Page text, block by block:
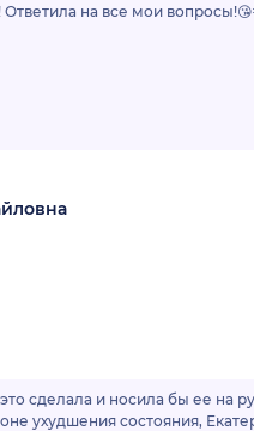
на все мои
сделала и носила бы ее
ухудшения состояния,